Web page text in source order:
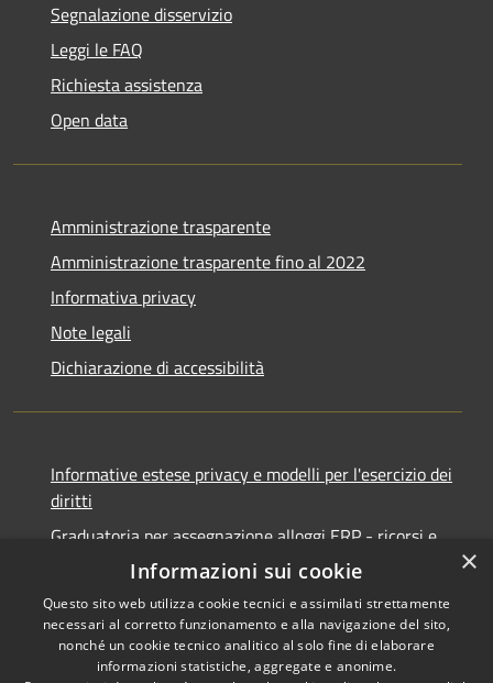
Segnalazione disservizio
Leggi le FAQ
Richiesta assistenza
Open data
Amministrazione trasparente
Amministrazione trasparente fino al 2022
Informativa privacy
Note legali
Dichiarazione di accessibilità
Informative estese privacy e modelli per l'esercizio dei
diritti
Graduatoria per assegnazione alloggi ERP - ricorsi e
Copyright © 2026 • Comune di
×
Informazioni sui cookie
Questo sito web utilizza cookie tecnici e assimilati strettamente
necessari al corretto funzionamento e alla navigazione del sito,
nonché un cookie tecnico analitico al solo fine di elaborare
informazioni statistiche, aggregate e anonime.